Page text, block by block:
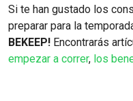
Si te han gustado los
preparar para la
BEKEEP! Encontrarás
empezar a correr, los